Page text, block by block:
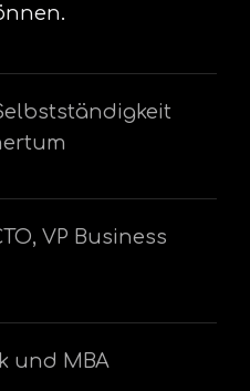
VP Business
und MBA